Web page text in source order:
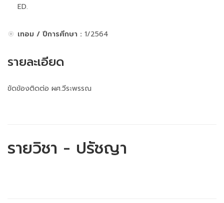
ED.
เทอม / ปีการศึกษา : 1/2564
รายละเอียด
ขัดข้องติดต่อ ผศ.วีระพรรณ
รายวิชา - ปรัชญา